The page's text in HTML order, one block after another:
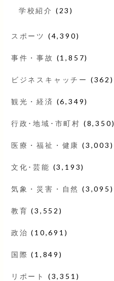
学校紹介 (23)
スポーツ (4,390)
事件・事故 (1,857)
ビジネスキャッチー (362)
観光・経済 (6,349)
行政･地域･市町村 (8,350)
医療・福祉・健康 (3,003)
文化･芸能 (3,193)
気象・災害・自然 (3,095)
教育 (3,552)
政治 (10,691)
国際 (1,849)
リポート (3,351)